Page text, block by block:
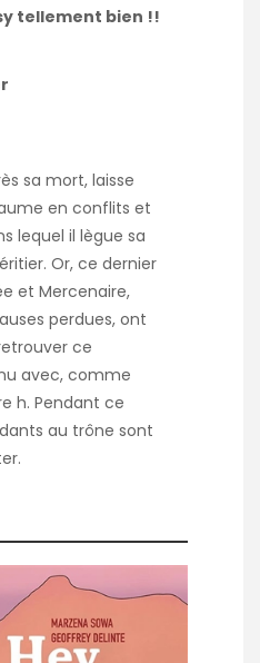
tellement bien !!
sa mort, laisse
en conflits et
lequel il lègue sa
Or, ce dernier
et Mercenaire,
perdues, ont
ce
avec, comme
h. Pendant ce
au trône sont